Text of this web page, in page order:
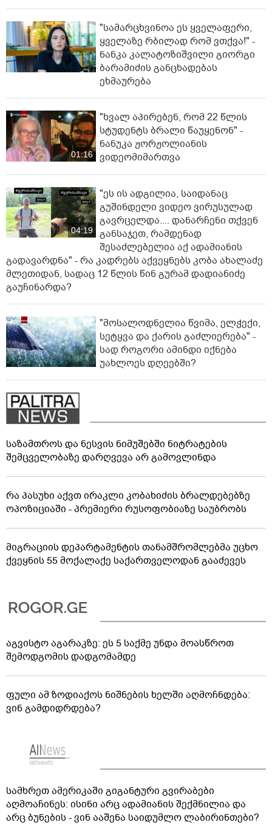
"სა­მარ­ცხვი­ნოა ეს ყვე­ლა­ფე­რი,
ყვე­ლა­ზე რბი­ლად რომ ვთქვა!" -
ნანკა კალატოზიშვილი გიორგი
ბარამიძის განცხადებას
ეხმაურება
01:16
"ხვალ აპირებენ, რომ 22 წლის
სტუდენტს ბრალი წაუყენონ" -
ნანუკა ჟორჟოლიანის
ვიდეომიმართვა
04:19
"ეს ის ადგილია, საიდანაც
გუშინდელი ვიდეო ვირუსულად
გავრცელდა.... დანარჩენი თქვენ
განსაჯეთ, რამდენად
შესაძლებელია აქ ადამიანის
გადავარდნა" - რა კადრებს აქვეყნებს კობა ახალაძე
მლეთიდან, სადაც 12 წლის წინ გურამ დადიანიძე
გაუჩინარდა?
"მოსალოდნელია წვიმა, ელჭექი,
სეტყვა და ქარის გაძლიერება" -
სად როგორი ამინდი იქნება
უახლოეს დღეებში?
საზამთროს და ნესვის ნიმუშებში ნიტრატების
შემცველობაზე დარღვევა არ გამოვლინდა
რა პასუხი აქვთ ირაკლი კობახიძის ბრალდებებზე
ოპოზიციაში - პრემიერი რუსოფობიაზე საუბრობს
მიგრაციის დეპარტამენტის თანამშრომლებმა უცხო
ქვეყნის 55 მოქალაქე საქართველოდან გააძევეს
აგვისტო აგარაკზე: ეს 5 საქმე უნდა მოასწროთ
შემოდგომის დადგომამდე
ფული ამ ზოდიაქოს ნიშნების ხელში აღმოჩნდება:
ვინ გამდიდრდება?
სამხრეთ ამერიკაში გიგანტური გვირაბები
აღმოაჩინეს: ისინი არც ადამიანის შექმნილია და
არც ბუნების - ვინ ააშენა საიდუმლო ლაბირინთები?